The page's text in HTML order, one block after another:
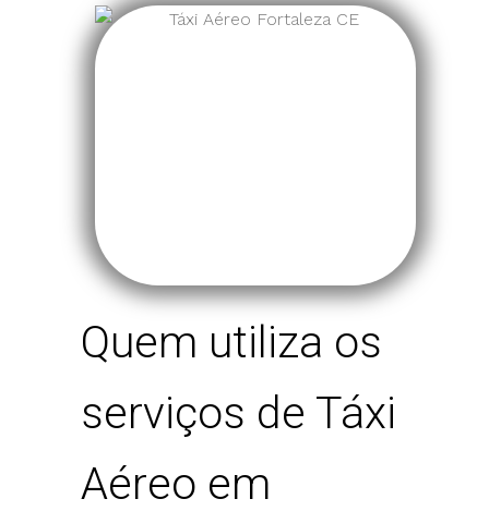
Quem utiliza os
serviços de Táxi
Aéreo em